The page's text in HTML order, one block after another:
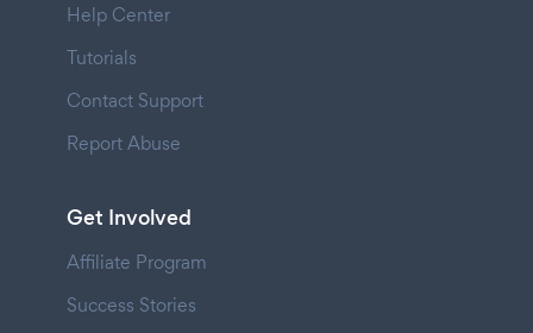
Help Center
Tutorials
Contact Support
Report Abuse
Get Involved
Affiliate Program
Success Stories